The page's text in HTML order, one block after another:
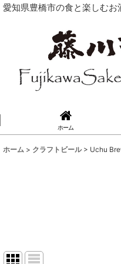
愛知県豊橋市の食と楽しむお
ホーム
ホーム > クラフトビール > Uchu